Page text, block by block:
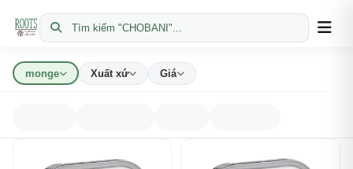
Tìm kiếm "CHOBANI"...
monge Xuất xứ Giá